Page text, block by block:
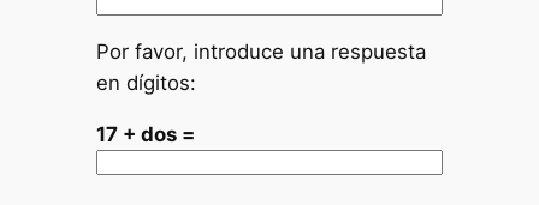
Por favor, introduce una respuesta
en dígitos:
17 + dos =